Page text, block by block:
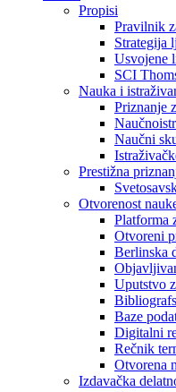
Propisi
Pravilnik
Strategija
Usvojene
SCI
Nauka i
Priznanje
Naučni
Prestižna
Otvorenost
Platforma
Otvoreni
Berlinska
Uputstvo
Baze
Digitalni
Rečnik
Otvorena
Izdavačka